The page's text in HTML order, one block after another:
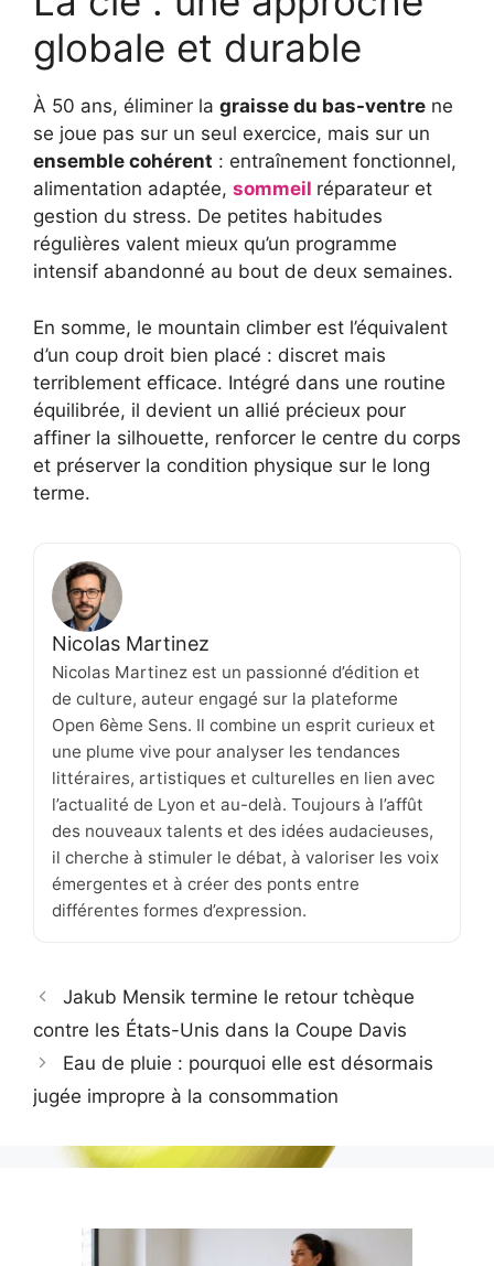
globale et durable
À 50 ans, éliminer la graisse du bas-ventre ne
se joue pas sur un seul exercice, mais sur un
ensemble cohérent : entraînement fonctionnel,
alimentation adaptée, sommeil réparateur et
gestion du stress. De petites habitudes
régulières valent mieux qu’un programme
intensif abandonné au bout de deux semaines.
En somme, le mountain climber est l’équivalent
d’un coup droit bien placé : discret mais
terriblement efficace. Intégré dans une routine
équilibrée, il devient un allié précieux pour
affiner la silhouette, renforcer le centre du corps
et préserver la condition physique sur le long
terme.
Nicolas Martinez
Nicolas Martinez est un passionné d’édition et
de culture, auteur engagé sur la plateforme
Open 6ème Sens. Il combine un esprit curieux et
une plume vive pour analyser les tendances
littéraires, artistiques et culturelles en lien avec
l’actualité de Lyon et au-delà. Toujours à l’affût
des nouveaux talents et des idées audacieuses,
il cherche à stimuler le débat, à valoriser les voix
émergentes et à créer des ponts entre
différentes formes d’expression.
Jakub Mensik termine le retour tchèque
contre les États-Unis dans la Coupe Davis
Eau de pluie : pourquoi elle est désormais
jugée impropre à la consommation